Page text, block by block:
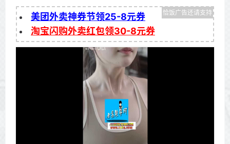
美团外卖神券节领25-8元券
淘宝闪购外卖红包领30-8元券